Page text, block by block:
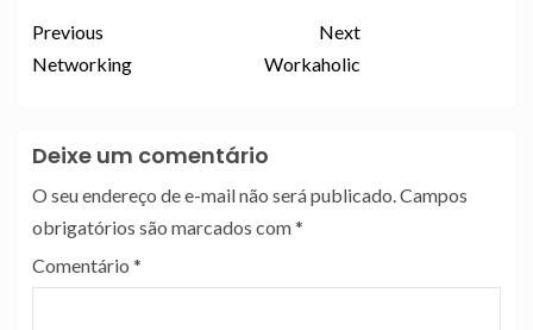
Previous
Networking
Next
Workaholic
Deixe um comentário
O seu endereço de e-mail não será publicado.Campos
obrigatórios são marcados com*
Comentário *